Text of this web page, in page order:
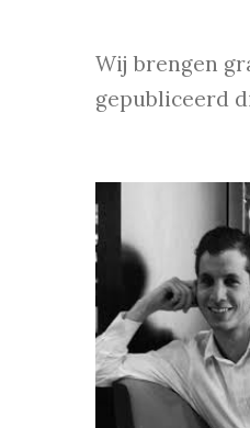
Wij brengen
gepubliceerd